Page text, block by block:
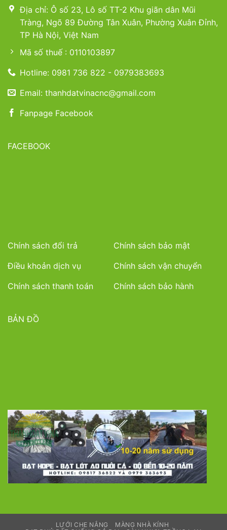
Địa chỉ: Ô số 23, Lô số TT-2 Khu giãn dân Mũi
Tràng, Ngõ 89 Đường Tân Xuân, Phường Xuân Đỉnh,
TP Hà Nội, Việt Nam
Mã số thuế : 0110103897
Hotline: 0981 736 822 - 0979383693
Email: thanhdatvinacnc@gmail.com
Fanpage Facebook
FACEBOOK
Chính sách đổi trả
Chính sách bảo mật
Điều khoản dịch vụ
Chính sách vận chuyển
Chính sách thanh toán
Chính sách bảo hành
BẢN ĐỒ
LƯỚI CHE NẮNG
MÀNG NHÀ KÍNH